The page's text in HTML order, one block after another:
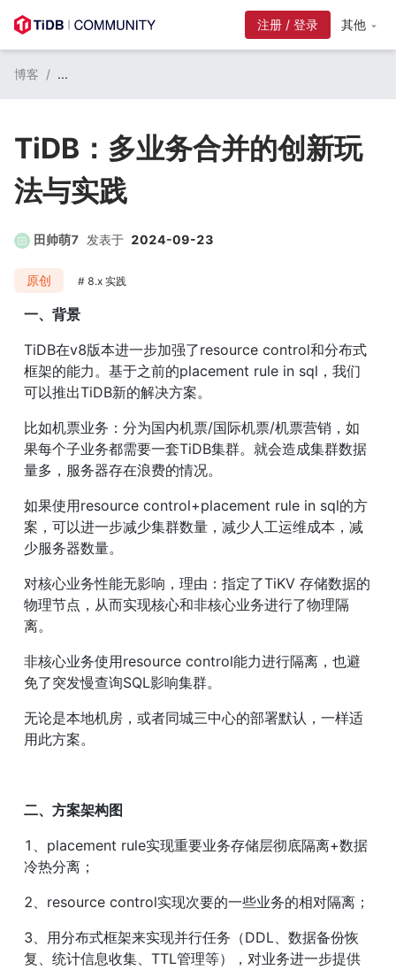
注册 / 登录 其他
博客 / ...
TiDB：多业务合并的创新玩
法与实践
田帅萌7 发表于 2024-09-23
原创 8.x 实践
一、背景
TiDB在v8版本进一步加强了resource control和分布式
框架的能力。基于之前的placement rule in sql，我们
可以推出TiDB新的解决方案。
比如机票业务：分为国内机票/国际机票/机票营销，如
果每个子业务都需要一套TiDB集群。就会造成集群数据
量多，服务器存在浪费的情况。
如果使用resource control+placement rule in sql的方
案，可以进一步减少集群数量，减少人工运维成本，减
少服务器数量。
对核心业务性能无影响，理由：指定了TiKV 存储数据的
物理节点，从而实现核心和非核心业务进行了物理隔
离。
非核心业务使用resource control能力进行隔离，也避
免了突发慢查询SQL影响集群。
无论是本地机房，或者同城三中心的部署默认，一样适
用此方案。
二、方案架构图
1、placement rule实现重要业务存储层彻底隔离+数据
冷热分离；
2、resource control实现次要的一些业务的相对隔离；
3、用分布式框架来实现并行任务（DDL、数据备份恢
复、统计信息收集、TTL管理等），对业务进一步提供